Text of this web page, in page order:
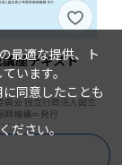
座テキスト
員会 独立行政法人国立
興機構＝発行
日
最適な提供、ト
います。
同意したことも
ださい。